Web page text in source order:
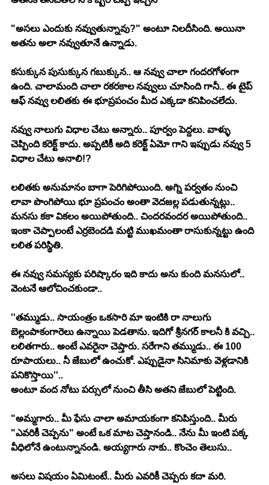
"అసలు ఎందుకు నవ్వుతున్నావు?" అంటూ నిలదీసింది. అయినా
అతను అలా నవ్వుతూనే ఉన్నాడు.
కసుక్కున పుసుక్కున గబుక్కున.. ఆ నవ్వు చాలా గందరగోళంగా
ఉంది. చాలామంది చాలా రకరకాల నవ్వులు చూసింది గానీ.. ఈ టైప్
ఆఫ్ నవ్వు లలితకు ఈ భూప్రపంచం మీద ఎక్కడా కనిపించలేదు.
నవ్వు నాలుగు విధాల చేటు అన్నారు.. పూర్వం పెద్దలు. వాళ్ళు
చెప్పింది కరెక్ట్ కాదు. అప్పటికీ అది కరెక్ట్ ఏమో గాని ఇప్పుడు నవ్వు 5
విధాల చేటు అనాలి!?
లలితకు అనుమానం బాగా పెరిగిపోయింది. అగ్ని పర్వతం నుంచి
లావా పొంగిపోయి భూ ప్రపంచం అంతా వెదజల్ల పడుతున్నట్లు..
మనసు కకా వికలం అయిపోతుంది.. చిందరవందర అయిపోతుంది..
ఇంకా చెప్పాలంటే ఎర్రబెందడి మట్టి ముఖమంతా రాసుకున్నట్టు ఉంది
లలిత పరిస్థితి.
ఈ నవ్వు సమస్యకు పరిష్కారం ఇది కాదు అను కుంది మనసులో..
వెంటనే ఆలోచించకుండా..
''తమ్ముడు.. సాయంత్రం ఒకసారి మా ఇంటికి రా నాలుగు
బెల్లంపాకంగారెలు ఉన్నాయి పెడతాను. ఇదిగో శ్రీనగర్ కాలనీ కి వచ్చి..
లలితగారు.. అంటే ఎవరైనా చెప్తారు. సరేగాని తమ్ముడు.. ఈ 100
రూపాయలు.. నీ జేబులో ఉంచుకో. ఎప్పుడైనా సినిమాకు వెళ్లడానికి
పనికొస్తాయి''..
అంటూ వంద నోటు పర్సులో నుంచి తీసి అతని జేబులో పెట్టింది.
"అమ్మగారు.. మీ ఫేసు చాలా అమాయకంగా కనిపిస్తుంది.. మీరు
"ఎవరికీ చెప్పను" అంటే ఒక మాట చెప్తానండి.. నేను మీ ఇంటి పక్క
వీధిలోనే ఉంటున్నానండి. అయ్యగారు నాకు.. కొంచెం తెలుసు..
అసలు విషయం ఏమిటంటే.. మీరు ఎవరికీ చెప్పరు కదా మరి.